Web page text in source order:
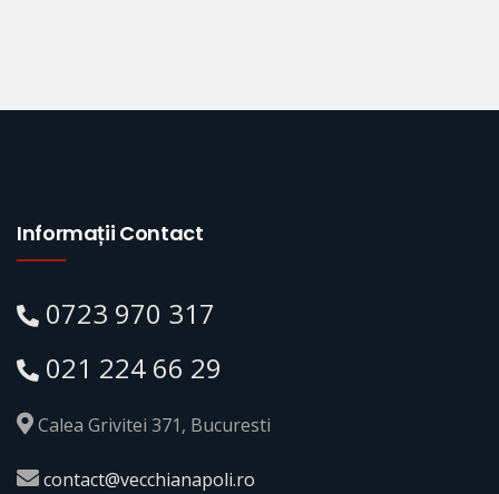
Informații Contact
0723 970 317
021 224 66 29
Calea Grivitei 371, Bucuresti
contact@vecchianapoli.ro